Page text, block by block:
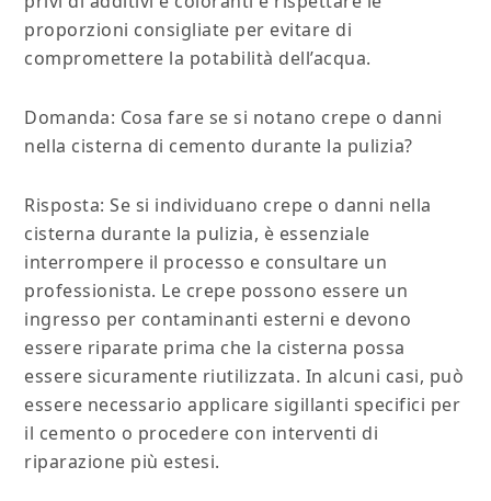
proporzioni consigliate per evitare di
compromettere la potabilità dell’acqua.
Domanda: Cosa fare se si notano crepe o danni
nella cisterna di cemento durante la pulizia?
Risposta: Se si individuano crepe o danni nella
cisterna durante la pulizia, è essenziale
interrompere il processo e consultare un
professionista. Le crepe possono essere un
ingresso per contaminanti esterni e devono
essere riparate prima che la cisterna possa
essere sicuramente riutilizzata. In alcuni casi, può
essere necessario applicare sigillanti specifici per
il cemento o procedere con interventi di
riparazione più estesi.